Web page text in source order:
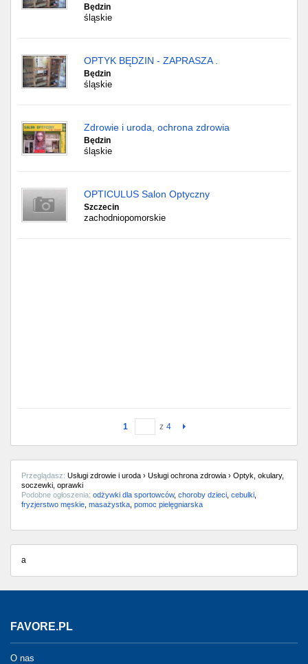
Będzin
śląskie
OPTYK BĘDZIN - ZAPRASZA .
Będzin
śląskie
Zdrowie i uroda, ochrona zdrowia
Będzin
śląskie
OPTICULUS Salon Optyczny
Szczecin
zachodniopomorskie
1 z 4
Przeglądasz: Usługi zdrowie i uroda › Usługi ochrona zdrowia › Optyk, okulary,
soczewki, oprawki
Podobne ogłoszenia: odżywki dla sportowców, choroby dzieci cebulki
fryzjerstwo męskie masażystka pomoc pielęgniarska
a
FAVORE.PL
O nas